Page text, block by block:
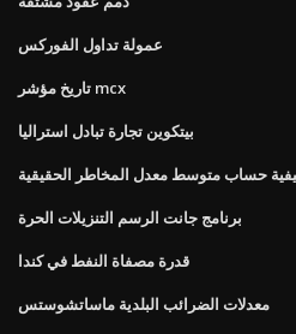
عمولة تداول الفوركس
تاريخ مؤشر mcx
بيتكوين تجارة تبادل استراليا
حساب متوسط ​​معدل المخاطر الحقيقية
برنامج جانت الرسم التنزيلات الحرة
قدرة مصفاة النفط في كندا
معدلات الضرائب البلدية ماساتشوستس